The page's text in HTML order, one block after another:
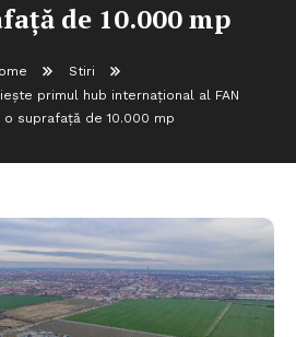
de 10.000 mp
Stiri
primul hub internațional al FAN
o suprafață de 10.000 mp